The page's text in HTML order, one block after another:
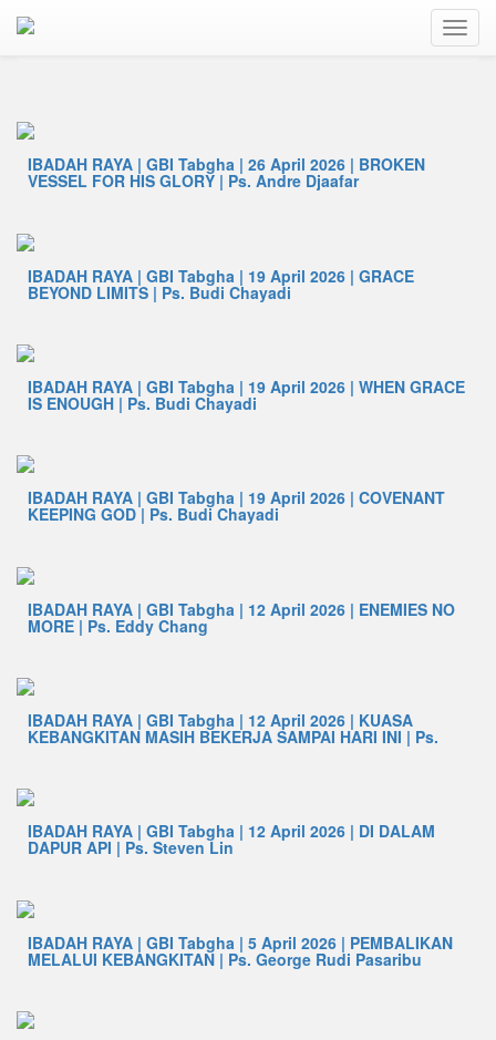
IBADAH RAYA | GBI Tabgha | 26 April 2026 | BROKEN
VESSEL FOR HIS GLORY | Ps. Andre Djaafar
IBADAH RAYA | GBI Tabgha | 19 April 2026 | GRACE
BEYOND LIMITS | Ps. Budi Chayadi
IBADAH RAYA | GBI Tabgha | 19 April 2026 | WHEN GRACE
IS ENOUGH | Ps. Budi Chayadi
IBADAH RAYA | GBI Tabgha | 19 April 2026 | COVENANT
KEEPING GOD | Ps. Budi Chayadi
IBADAH RAYA | GBI Tabgha | 12 April 2026 | ENEMIES NO
MORE | Ps. Eddy Chang
IBADAH RAYA | GBI Tabgha | 12 April 2026 | KUASA
KEBANGKITAN MASIH BEKERJA SAMPAI HARI INI | Ps.
IBADAH RAYA | GBI Tabgha | 12 April 2026 | DI DALAM
DAPUR API | Ps. Steven Lin
IBADAH RAYA | GBI Tabgha | 5 April 2026 | PEMBALIKAN
MELALUI KEBANGKITAN | Ps. George Rudi Pasaribu